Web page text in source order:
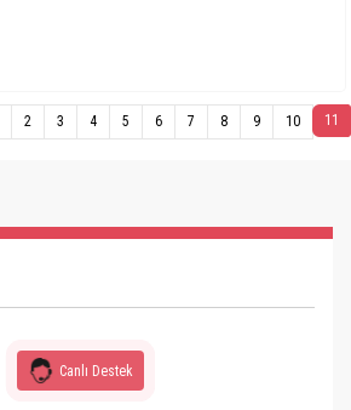
2 3 4 5 6 7 8 9 10 11
Canlı Destek